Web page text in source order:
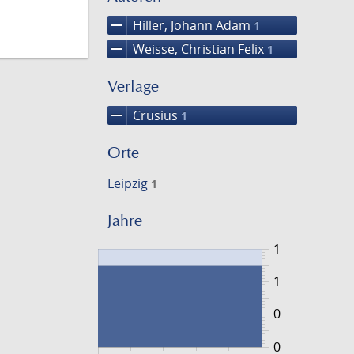
remove Hiller, Johann Adam 1
remove Weisse, Christian Felix 1
Verlage
remove Crusius 1
Orte
Leipzig 1
Jahre
0
1
0
1